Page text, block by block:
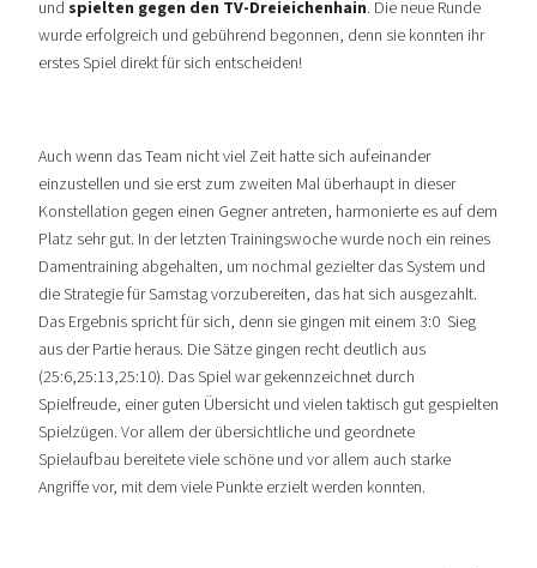
und spielten gegen den TV-Dreieichenhain. Die neue Runde
wurde erfolgreich und gebührend begonnen, denn sie konnten ihr
erstes Spiel direkt für sich entscheiden!
Auch wenn das Team nicht viel Zeit hatte sich aufeinander
einzustellen und sie erst zum zweiten Mal überhaupt in dieser
Konstellation gegen einen Gegner antreten, harmonierte es auf dem
Platz sehr gut. In der letzten Trainingswoche wurde noch ein reines
Damentraining abgehalten, um nochmal gezielter das System und
die Strategie für Samstag vorzubereiten, das hat sich ausgezahlt.
Das Ergebnis spricht für sich, denn sie gingen mit einem 3:0 Sieg
aus der Partie heraus. Die Sätze gingen recht deutlich aus
(25:6,25:13,25:10). Das Spiel war gekennzeichnet durch
Spielfreude, einer guten Übersicht und vielen taktisch gut gespielten
Spielzügen. Vor allem der übersichtliche und geordnete
Spielaufbau bereitete viele schöne und vor allem auch starke
Angriffe vor, mit dem viele Punkte erzielt werden konnten.